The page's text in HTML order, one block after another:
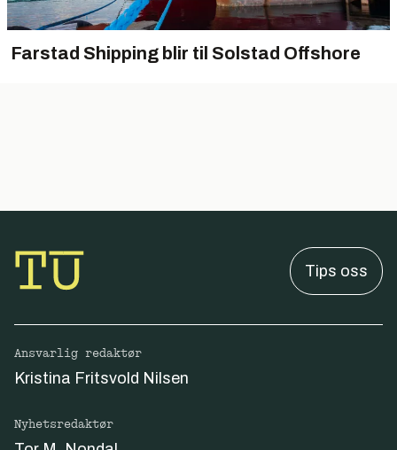
Farstad Shipping blir til Solstad Offshore
Tips oss
Ansvarlig redaktør
Kristina Fritsvold Nilsen
Nyhetsredaktør